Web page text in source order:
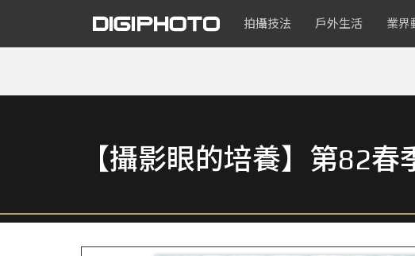
拍攝技法 戶外生活 業界
【攝影眼的培養】第82